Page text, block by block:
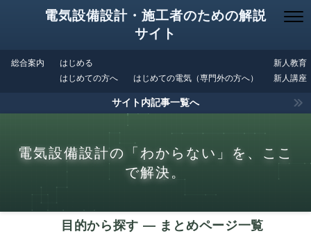
電気設備設計・施工者のための解説
サイト
総合案内
はじめる
はじめての方へ
はじめての電気（専門外の方へ）
新人教育
新人講座
サイト内記事一覧へ
電気設備設計の「わからない」を、ここ
で解決。